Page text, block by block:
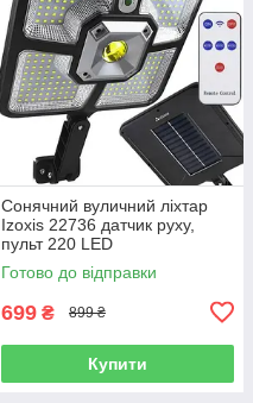
Сонячний вуличний ліхтар
Izoxis 22736 датчик руху,
пульт 220 LED
Готово до відправки
699 ₴ 899 ₴
Купити